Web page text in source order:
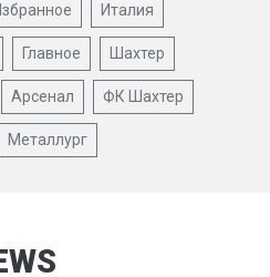
Италия
Главное Шахтер
Арсенал ФК Шахтер
Металлург